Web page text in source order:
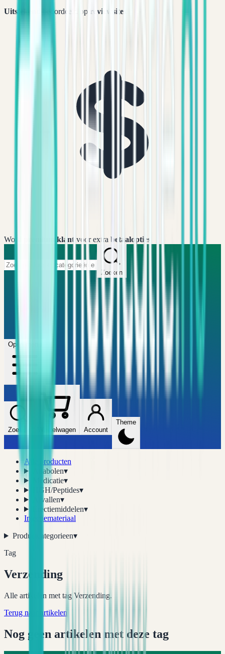
Uitstekend beoordeeld op reviewsites
Word premium klant voor extra betaalopties
Zoeken
Open menu
Zoeken Winkelwagen Account
Theme
Alle producten
Anabolen▾
Medicatie▾
HGH/Peptides▾
Afvallen▾
Erectiemiddelen▾
Injectiemateriaal
Productcategorieen▾
Tag
Verzending
Alle artikelen met tag Verzending.
Terug naar artikelen
Nog geen artikelen met deze tag